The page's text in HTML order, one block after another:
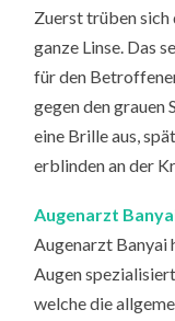
Zuerst trüben sich
ganze Linse. Das
für den
gegen den grauen
eine Brille aus,
erblinden an der
Augenarzt
Augenarzt Banyai
Augen
welche die